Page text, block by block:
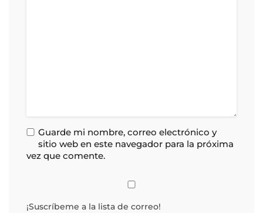
Guarde mi nombre, correo electrónico y
sitio web en este navegador para la próxima
vez que comente.
¡Suscríbeme a la lista de correo!